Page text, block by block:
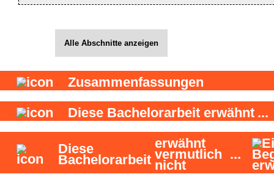
Alle Abschnitte anzeigen
Zusammenfassungen
Diese Bachelorarbeit erwähnt ...
Diese
Bachelorarbeit
erwähnt
vermutlich
nicht
...